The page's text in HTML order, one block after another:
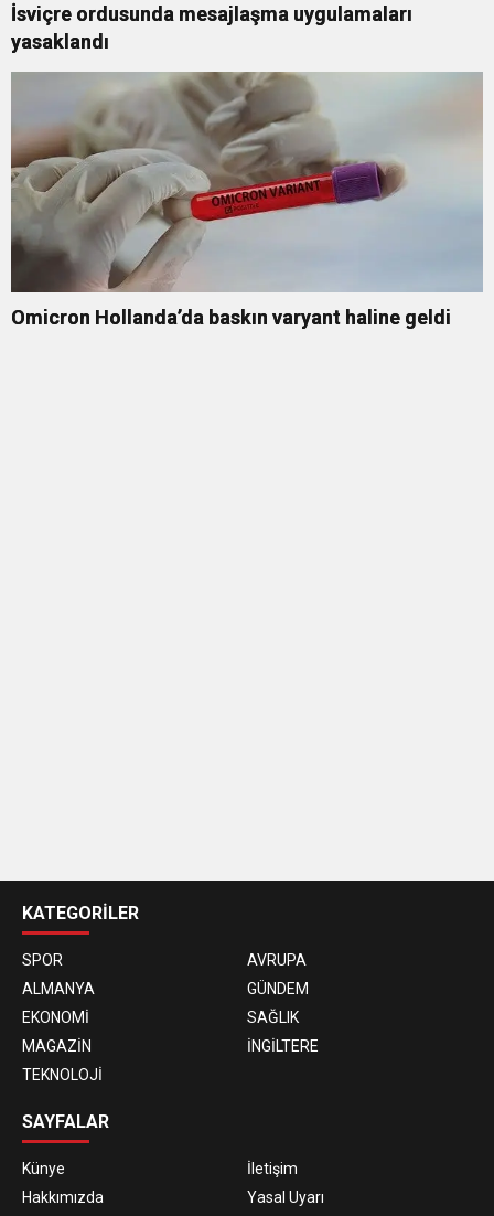
İsviçre ordusunda mesajlaşma uygulamaları
yasaklandı
Omicron Hollanda’da baskın varyant haline geldi
siteleri
KATEGORİLER
SPOR
AVRUPA
ALMANYA
GÜNDEM
EKONOMİ
SAĞLIK
MAGAZİN
İNGİLTERE
TEKNOLOJİ
SAYFALAR
Künye
İletişim
Hakkımızda
Yasal Uyarı